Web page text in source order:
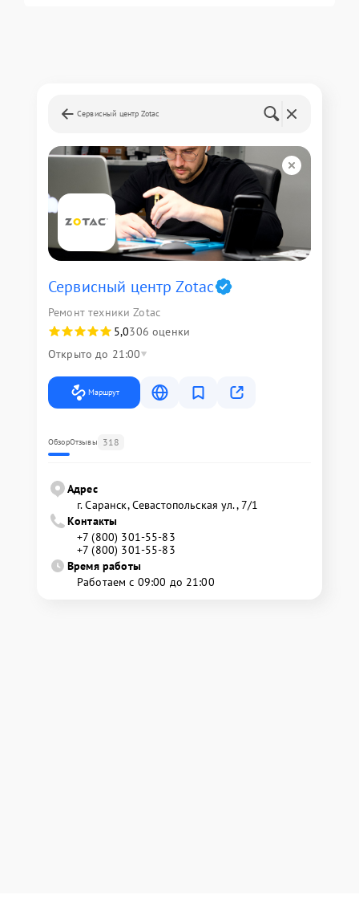
Сервисный центр Zotac
Сервисный центр Zotac
Ремонт техники Zotac
5,0306 оценки
Открыто до 21:00
Маршрут
ОбзорОтзывы 318
Адрес
г. Саранск, Севастопольская ул., 7/1
Контакты
+7 (800) 301-55-83
+7 (800) 301-55-83
Время работы
Работаем с 09:00 до 21:00